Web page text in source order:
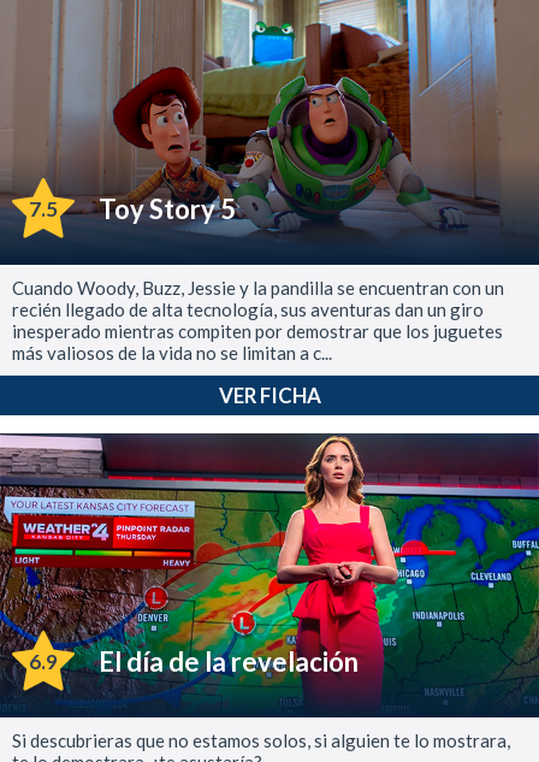
7.5 Toy Story 5
Cuando Woody, Buzz, Jessie y la pandilla se encuentran con un
recién llegado de alta tecnología, sus aventuras dan un giro
inesperado mientras compiten por demostrar que los juguetes
más valiosos de la vida no se limitan a c...
VER FICHA
6.9 El día de la revelación
Si descubrieras que no estamos solos, si alguien te lo mostrara,